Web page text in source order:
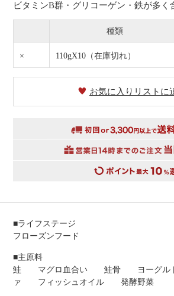
ビタミンB群・グリコーゲン・鉄が多く
種類
× 110gX10 （在庫切れ）
お気に入りリストに
■ライフステージ
フローズンフード
■主原料
鮭 マグロ血合い 鮭骨 ヨーグル
ァ フィッシュオイル 発酵野菜